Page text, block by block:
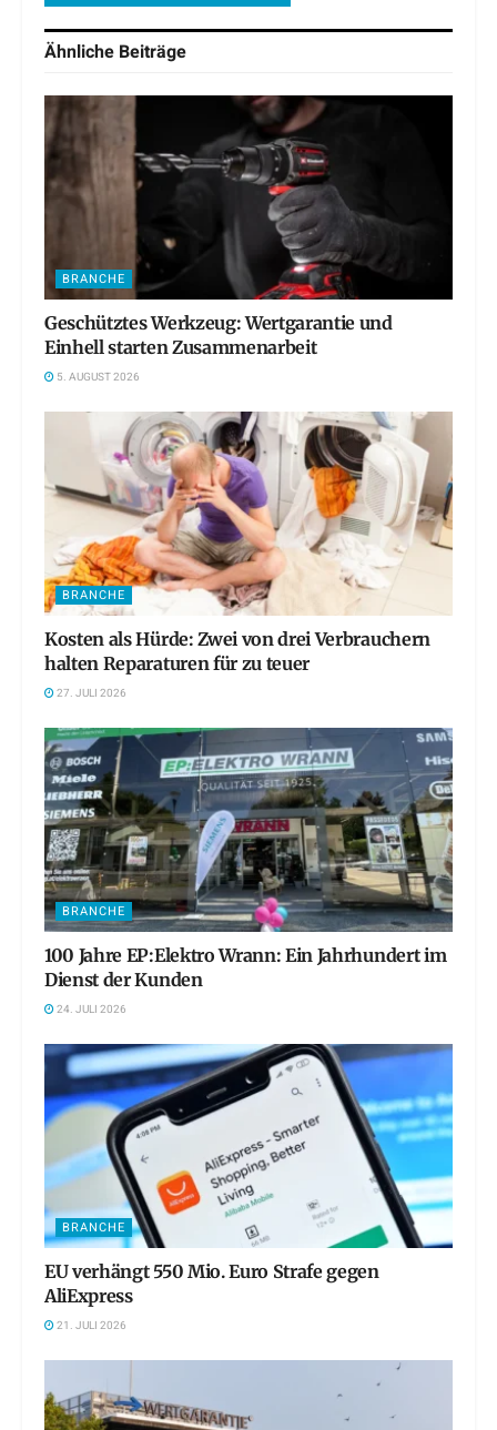
Ähnliche Beiträge
BRANCHE
Geschütztes Werkzeug: Wertgarantie und
Einhell starten Zusammenarbeit
5. AUGUST 2026
BRANCHE
Kosten als Hürde: Zwei von drei Verbrauchern
halten Reparaturen für zu teuer
27. JULI 2026
BRANCHE
100 Jahre EP:Elektro Wrann: Ein Jahrhundert im
Dienst der Kunden
24. JULI 2026
BRANCHE
EU verhängt 550 Mio. Euro Strafe gegen
AliExpress
21. JULI 2026